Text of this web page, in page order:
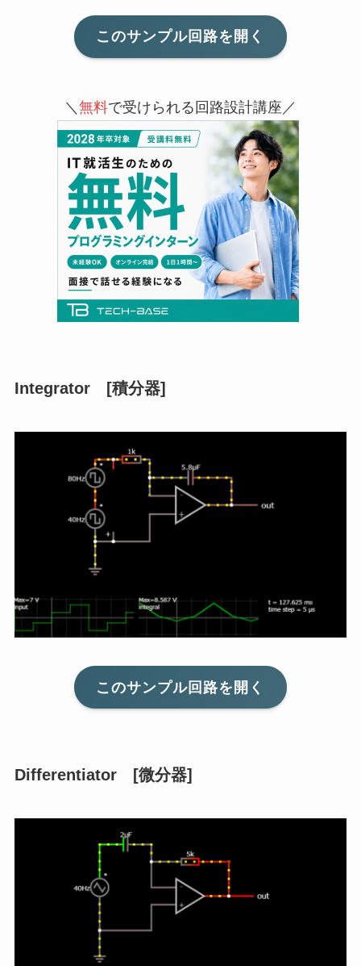
このサンプル回路を開く
＼ 無料で受けられる回路設計講座／
Integrator [積分器]
このサンプル回路を開く
Differentiator [微分器]